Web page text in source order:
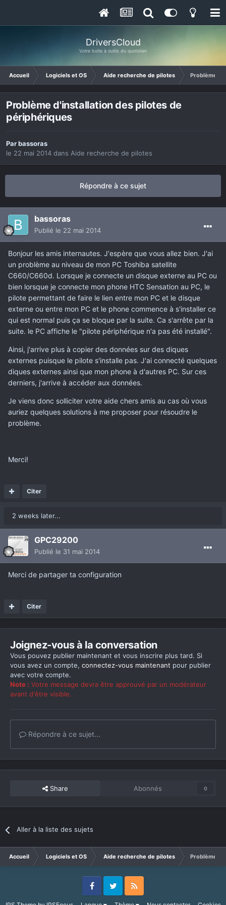
DriversCloud
Votre boite à outils du quotidien
Accueil Logiciels et OS Aide recherche de pilotes Problème
Problème d'installation des pilotes de
périphériques
Parbassoras
le 22 mai 2014 dans Aide recherche de pilotes
Répondre à ce sujet
bassoras
Publié le 22 mai 2014
Bonjour les amis internautes. J'espère que vous allez bien. J'ai
un problème au niveau de mon PC Toshiba satellite
C660/C660d. Lorsque je connecte un disque externe au PC ou
bien lorsque je connecte mon phone HTC Sensation au PC, le
pilote permettant de faire le lien entre mon PC et le disque
externe ou entre mon PC et le phone commence à s'installer ce
qui est normal puis ça se bloque par la suite. Ca s'arrête par la
suite. le PC affiche le "pilote périphérique n'a pas été installé".
Ainsi, j'arrive plus à copier des données sur des diques
externes puisque le pilote s'installe pas. J'ai connecté quelques
diques externes ainsi que mon phone à d'autres PC. Sur ces
derniers, j'arrive à accéder aux données.
Je viens donc solliciter votre aide chers amis au cas où vous
auriez quelques solutions à me proposer pour résoudre le
problème.
Merci!
Citer
2 weeks later...
GPC29200
Publié le 31 mai 2014
Merci de partager ta configuration
Citer
Joignez-vous à la conversation
Vous pouvez publier maintenant et vous inscrire plus tard. Si
vous avez un compte, connectez-vous maintenant pour publier
avec votre compte.
Note : Votre message devra être approuvé par un modérateur
avant d'être visible.
Répondre à ce sujet...
Share Abonnés 0
Aller à la liste des sujets
Accueil Logiciels et OS Aide recherche de pilotes Problème
FacebookTwitter RSS